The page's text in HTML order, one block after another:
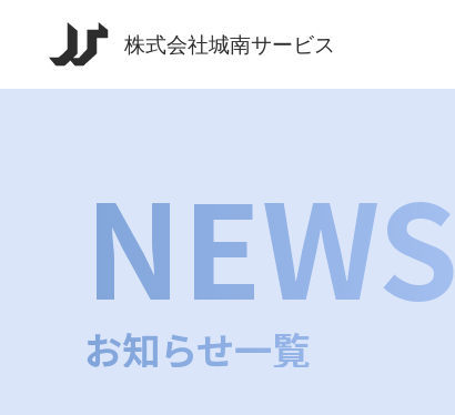
NEWS
お知らせ一覧